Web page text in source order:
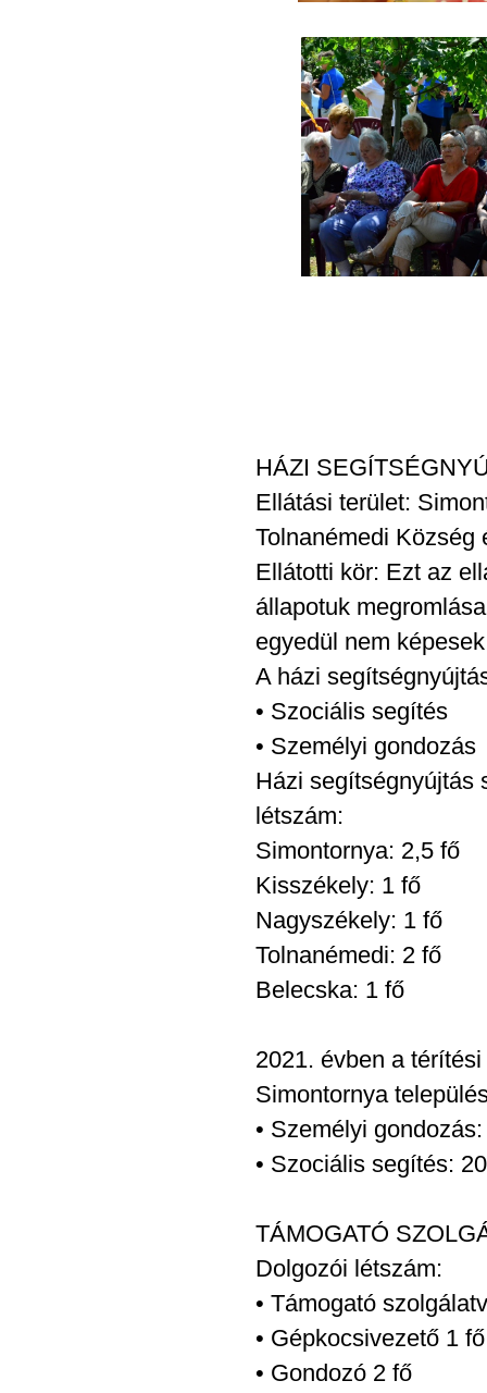
HÁZI
Ellátási terület:
Tolnanémedi Község
Ellátotti kör: Ezt az
állapotuk
egyedül nem
A házi
• Szociális segítés
• Személyi gondozás
Házi segítségnyújtás
létszám:
Simontornya: 2,5 fő
Kisszékely: 1 fő
Nagyszékely: 1 fő
Tolnanémedi: 2 fő
Belecska: 1 fő
2021. évben a
Simontornya
• Személyi
• Szociális segítés:
TÁMOGATÓ
Dolgozói létszám:
• Támogató
• Gépkocsivezető 1 fő
• Gondozó 2 fő